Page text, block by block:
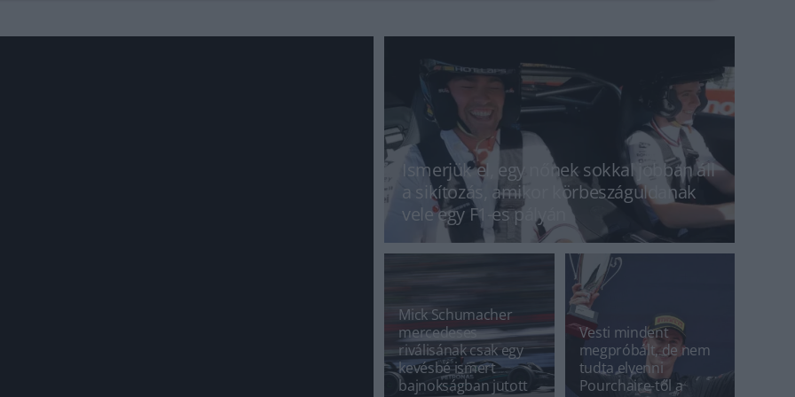
Ismerjük el, egy nőnek sokkal jobban áll
a sikítozás, amikor körbeszáguldanak
vele egy F1-es pályán
Mick Schumacher
mercedeses
riválisának csak egy
kevésbé ismert
bajnokságban jutott
Vesti mindent
megpróbált, de nem
tudta elvenni
Pourchaire-től a